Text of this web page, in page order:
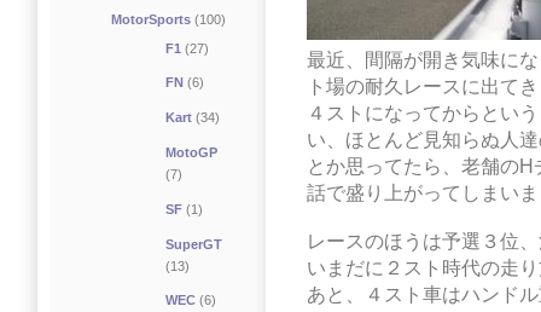
最近、間隔が開き気味に
ト場の耐久レースに出て
４ストになってからとい
い、ほとんど見知らぬ人
とか思ってたら、老舗の
話で盛り上がってしまい
レースのほうは予選３位
いまだに２スト時代の走
あと、４スト車はハンド
MotorSports(100)
F1 (27)
FN (6)
Kart (34)
MotoGP
(7)
SF (1)
SuperGT
(13)
WEC (6)